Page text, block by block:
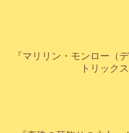
『マリリン・モンロー（
トリック